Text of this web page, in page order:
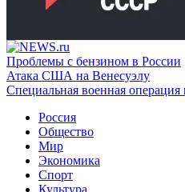
Проблемы с бензином в России
Атака США на Венесуэлу
Специальная военная
Россия
Общество
Мир
Экономика
Спорт
Культура